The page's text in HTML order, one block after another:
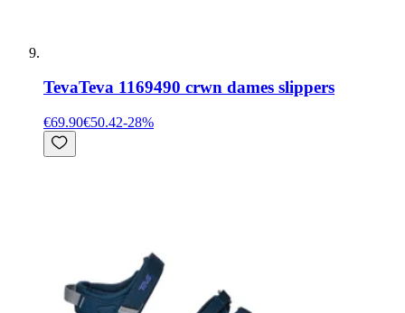
TevaTeva 1169490 crwn dames slippers
€69.90€50.42-28%